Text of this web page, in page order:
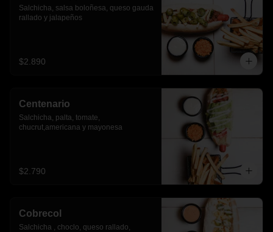
Salchicha, salsa boloñesa, queso gauda
rallado y jalapeños
$2.890
Centenario
Salchicha, palta, tomate,
chucrut,americana y mayonesa
$2.790
Cobrecol
Salchicha , choclo, queso rallado,